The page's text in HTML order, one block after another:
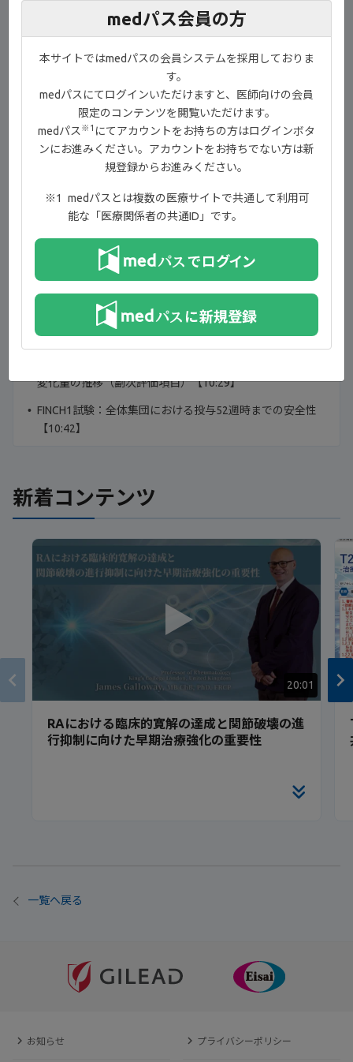
FINCH1試験：試験概要【04:52】
FINCH1試験：患者背景【06:30】
FINCH1試験：投与12週時のACR20改善率（主要評価項目
〔検証的評価項目〕）【06:41】
FINCH1試験：ACR20/50/70改善率の推移（副次評価項目）
【07:41】
FINCH1試験：投与24週時のmTSSのベースラインからの変
化量（主要評価項目〔検証的評価項目〕、追加された評価
項目）／X線所見で進行がみられない患者割合（副次評価
項目）【08:00】
FINCH1試験：投与52週時のmTSSのベースラインからの変
化量（副次評価項目、追加された評価項目）／X線所見で
進行がみられない患者割合（副次評価項目）【09:00】
FINCH1試験：投与12週時、投与24週時及び投与52週時の
臨床的寛解の各指標の達成率（副次評価項目、追加された
評価項目）【09:18】
変化量の推移（副次評価項目）【10:29】
FINCH1試験：全体集団における投与52週時までの安全性
【10:42】
新着コンテンツ
20:01
RAにおける臨床的寛解の達成と関節破壊の進
行抑制に向けた早期治療強化の重要性
一覧へ戻る
お知らせ プライバシーポリシー
medパス会員の方
本サイトではmedパスの会員システムを採用しておりま
す。
medパスにてログインいただけますと、医師向けの会員
限定のコンテンツを閲覧いただけます。
medパス ※1 にてアカウントをお持ちの方はログインボタ
ンにお進みください。アカウントをお持ちでない方は新
規登録からお進みください。
medパスとは複数の医療サイトで共通して利用可
能な「医療関係者の共通ID」です。